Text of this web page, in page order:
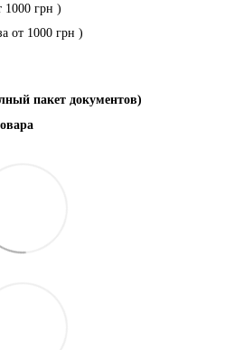
1000 грн )
от 1000 грн )
пакет документов)